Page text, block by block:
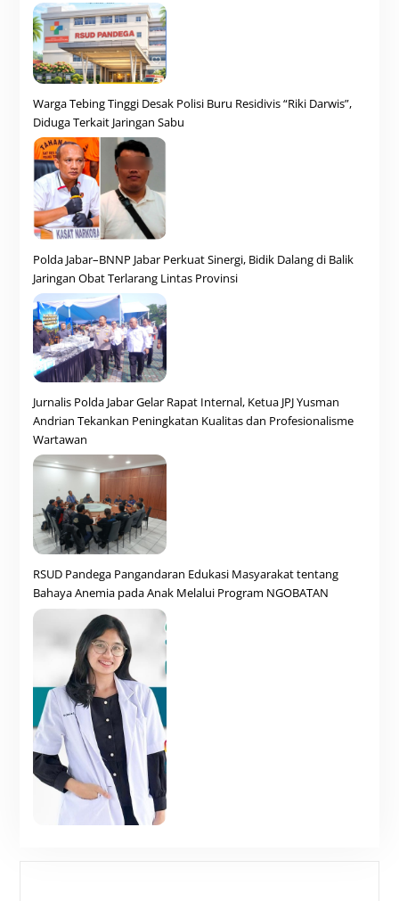
Warga Tebing Tinggi Desak Polisi Buru Residivis “Riki Darwis”,
Diduga Terkait Jaringan Sabu
Polda Jabar–BNNP Jabar Perkuat Sinergi, Bidik Dalang di Balik
Jaringan Obat Terlarang Lintas Provinsi
Jurnalis Polda Jabar Gelar Rapat Internal, Ketua JPJ Yusman
Andrian Tekankan Peningkatan Kualitas dan Profesionalisme
Wartawan
RSUD Pandega Pangandaran Edukasi Masyarakat tentang
Bahaya Anemia pada Anak Melalui Program NGOBATAN